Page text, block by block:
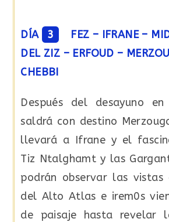
DÍA 3
FEZ – IFRANE –
DEL ZIZ – ERFOUD –
CHEBBI
Después del desayuno
saldrá con destino
llevará a Ifrane y el
Tiz Ntalghamt y las
podrán observar las
del Alto Atlas e irem0s
de paisaje hasta revelar